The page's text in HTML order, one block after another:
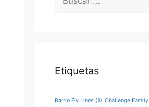
Etiquetas
Barrio Fly Lines (1) Challenge Family